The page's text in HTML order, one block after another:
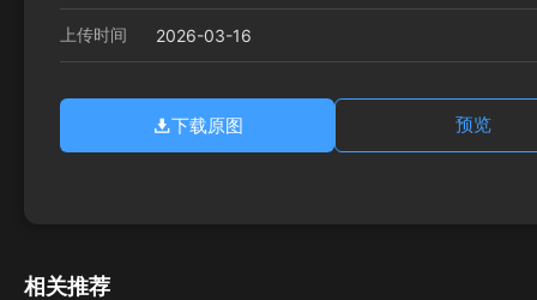
上传时间 2026-03-16
下载原图 预览
相关推荐